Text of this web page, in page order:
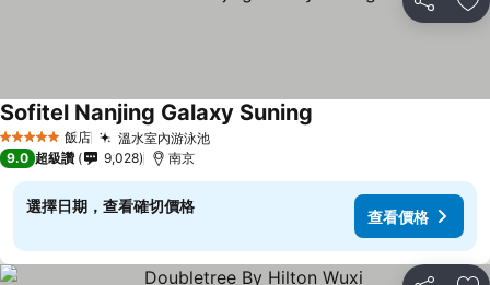
分享 加
5 星級 飯店 溫水室內游泳池
Sofitel Nanjing Galaxy Suning
9.0 超級讚 9,028 南京
選擇日期，查看確切價格
查看價格